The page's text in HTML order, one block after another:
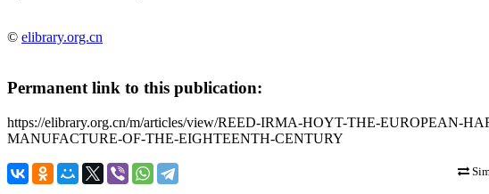
© elibrary.org.cn
Permanent link to this publication:
https://elibrary.org.cn/m/articles/view/REED-IRMA-HOYT-THE-EUROPEAN-
MANUFACTURE-OF-THE-EIGHTEENTH-CENTURY